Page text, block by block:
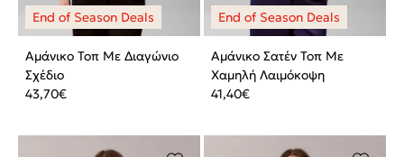
Αμάνικο Τοπ Με Διαγώνιο
Σχέδιο
43,70€
Αμάνικο Σατέν Τοπ Με
Χαμηλή Λαιμόκοψη
41,40€